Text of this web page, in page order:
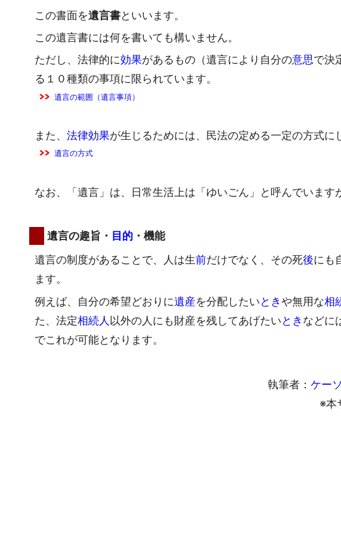
この書面を遺言書といいます。
この遺言書には何を書いても構いません。
ただし、法律的に効果があるもの（遺言により自分の意思で決
る１０種類の事項に限られています。
遺言の範囲（遺言事項）
また、法律効果が生じるためには、民法の定める一定の方式に
遺言の方式
なお、「遺言」は、日常生活上は「ゆいごん」と呼んでいます
遺言の趣旨・ 目的 ・機能
遺言の制度があることで、人は生前だけでなく、その死後にも
ます。
例えば、自分の希望どおりに遺産を分配したいときや無用な相
た、法定相続人 以外の人にも財産を残してあげたいとき などに
でこれが可能となります。
執筆者： ケー
※本